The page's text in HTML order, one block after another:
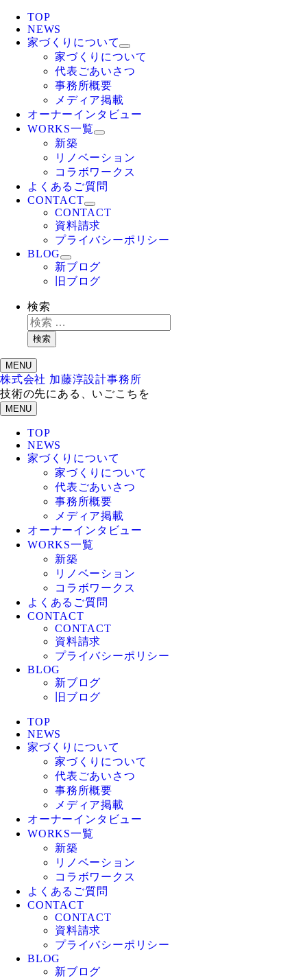
TOP
NEWS
家づくりについて
家づくりについて
代表ごあいさつ
事務所概要
メディア掲載
オーナーインタビュー
WORKS一覧
新築
リノベーション
コラボワークス
よくあるご質問
CONTACT
CONTACT
資料請求
プライバシーポリシー
BLOG
新ブログ
旧ブログ
検索
検索
MENU
株式会社 加藤淳設計事務所
技術の先にある、いごこちを
MENU
TOP
NEWS
家づくりについて
家づくりについて
代表ごあいさつ
事務所概要
メディア掲載
オーナーインタビュー
WORKS一覧
新築
リノベーション
コラボワークス
よくあるご質問
CONTACT
CONTACT
資料請求
プライバシーポリシー
BLOG
新ブログ
旧ブログ
TOP
NEWS
家づくりについて
家づくりについて
代表ごあいさつ
事務所概要
メディア掲載
オーナーインタビュー
WORKS一覧
新築
リノベーション
コラボワークス
よくあるご質問
CONTACT
CONTACT
資料請求
プライバシーポリシー
BLOG
新ブログ